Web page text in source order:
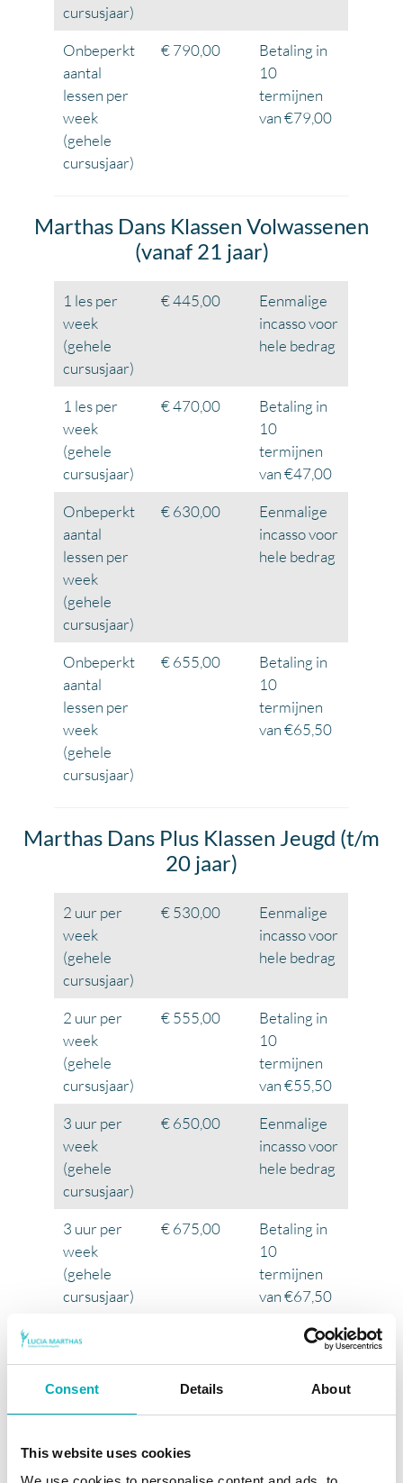
Consent Details About
This website uses cookies
cursusjaar)
Onbeperkt
aantal
lessen per
week
(gehele
cursusjaar)
€ 790,00
Betaling in
10
termijnen
van €79,00
Marthas Dans Klassen Volwassenen
(vanaf 21 jaar)
1 les per
week
(gehele
cursusjaar)
€ 445,00
Eenmalige
incasso voor
hele bedrag
1 les per
week
(gehele
cursusjaar)
€ 470,00
Betaling in
10
termijnen
van €47,00
Onbeperkt
aantal
lessen per
week
(gehele
cursusjaar)
€ 630,00
Eenmalige
incasso voor
hele bedrag
Onbeperkt
aantal
lessen per
week
(gehele
cursusjaar)
€ 655,00
Betaling in
10
termijnen
van €65,50
Marthas Dans Plus Klassen Jeugd (t/m
20 jaar)
2 uur per
week
(gehele
cursusjaar)
€ 530,00
Eenmalige
incasso voor
hele bedrag
2 uur per
week
(gehele
cursusjaar)
€ 555,00
Betaling in
10
termijnen
van €55,50
3 uur per
week
(gehele
cursusjaar)
€ 650,00
Eenmalige
incasso voor
hele bedrag
3 uur per
week
(gehele
cursusjaar)
€ 675,00
Betaling in
10
termijnen
van €67,50